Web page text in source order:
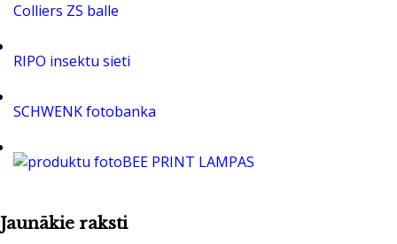
Colliers ZS balle
RIPO insektu sieti
SCHWENK fotobanka
BEE PRINT LAMPAS
Jaunākie raksti